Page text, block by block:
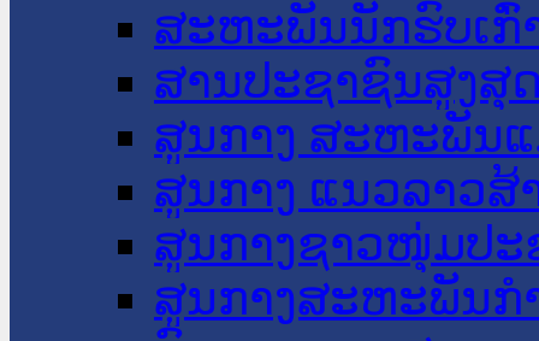
ສະຫະພັນນັກຮົບເກົ່
ສານປະຊາຊົນສູງສຸ
ສູນກາງ ສະຫະພັນ
ສູນກາງ ແນວລາວສ້
ສູນກາງຊາວໜຸ່ມປະ
ສູນກາງສະຫະພັນກ